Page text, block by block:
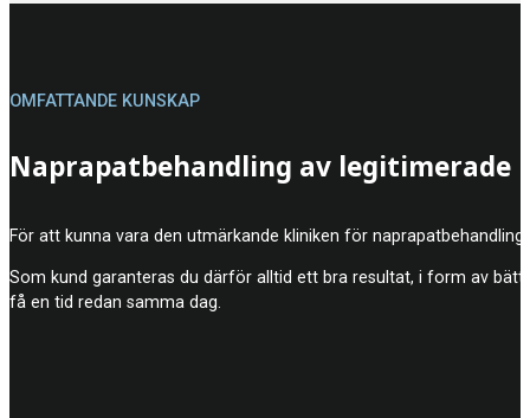
Naprapatbehandling av legitimerade
För att kunna vara den utmärkande kliniken för
Som kund garanteras du därför alltid ett bra resultat, i form av
få en tid redan samma dag.
OMFATTANDE KUNSKAP